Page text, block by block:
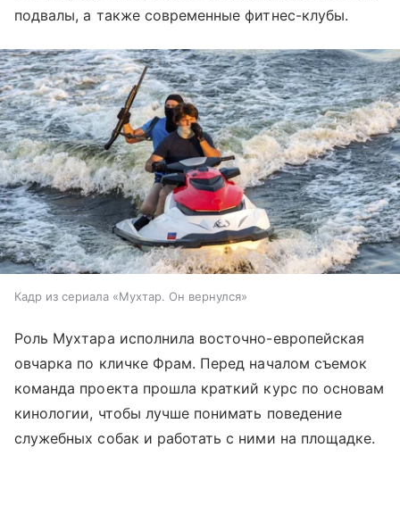
подвалы, а также современные фитнес-клубы.
Кадр из сериала «Мухтар. Он вернулся»
Роль Мухтара исполнила восточно-европейская
овчарка по кличке Фрам. Перед началом съемок
команда проекта прошла краткий курс по основам
кинологии, чтобы лучше понимать поведение
служебных собак и работать с ними на площадке.